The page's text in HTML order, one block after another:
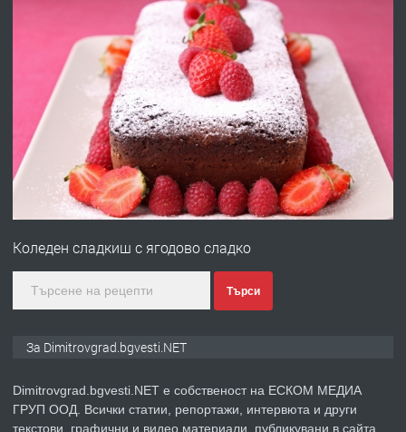
преди 11 месеца
ПРЕДЛАГА
Отпушване на канали тоалетни
вертикални щрангове
преди 11 месеца
ПРЕДЛАГА Онлайн магазин за всички!
преди 2 месеца
Коледен сладкиш с ягодово сладко
Търси
За Dimitrovgrad.bgvesti.NET
Dimitrovgrad.bgvesti.NET е собственост на ЕСКОМ МЕДИА
ГРУП ООД. Всички статии, репортажи, интервюта и други
текстови, графични и видео материали, публикувани в сайта,